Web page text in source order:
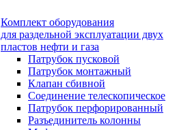
Комплект оборудования
для раздельной эксплуатации двух
пластов нефти и газа
Патрубок пусковой
Патрубок монтажный
Клапан сбивной
Соединение телескопическое
Патрубок перфорированный
Разъединитель колонны